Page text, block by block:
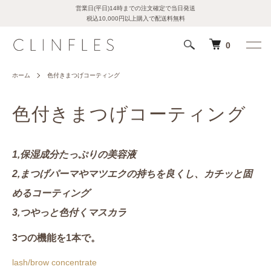
営業日(平日)14時までの注文確定で当日発送
税込10,000円以上購入で配送料無料
0
ホーム 色付きまつげコーティング
色付きまつげコーティング
1,保湿成分たっぷりの美容液
2,まつげパーマやマツエクの持ちを良くし、カチッと固
めるコーティング
3,つやっと色付くマスカラ
3つの機能を1本で。
lash/brow concentrate